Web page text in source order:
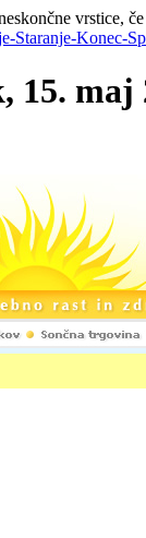
vrstice,
Staranje-Konec-
15.